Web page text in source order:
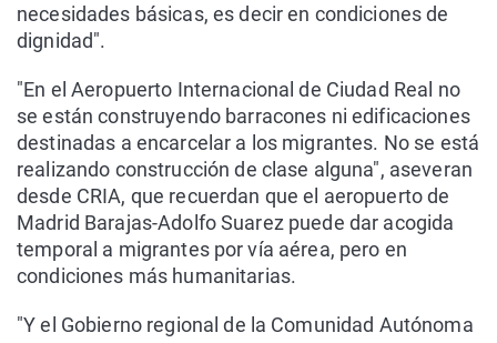
necesidades básicas, es decir en condiciones de
dignidad".
"En el Aeropuerto Internacional de Ciudad Real no
se están construyendo barracones ni edificaciones
destinadas a encarcelar a los migrantes. No se está
realizando construcción de clase alguna", aseveran
desde CRIA, que recuerdan que el aeropuerto de
Madrid Barajas-Adolfo Suarez puede dar acogida
temporal a migrantes por vía aérea, pero en
condiciones más humanitarias.
"Y el Gobierno regional de la Comunidad Autónoma